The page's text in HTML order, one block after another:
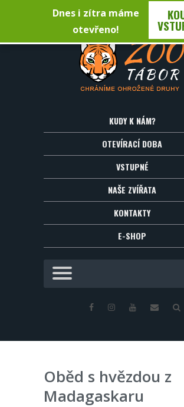
KUDY K NÁM?
OTEVÍRACÍ DOBA
VSTUPNÉ
NAŠE ZVÍŘATA
KONTAKTY
E-SHOP
Oběd s hvězdou z
Madagaskaru
Dnes i zítra máme
otevřeno!